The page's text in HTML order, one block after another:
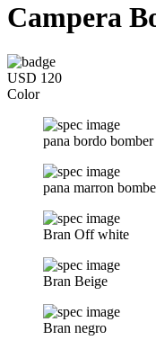
Campera
USD 120
Color
pana bordo bomber
pana marron
Bran Off white
Bran Beige
Bran negro